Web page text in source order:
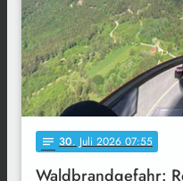
notes 30. Juli 2026 07:55
Waldbrandgefahr: